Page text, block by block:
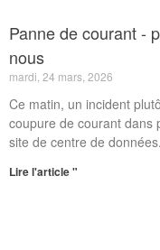
Panne de courant -
nous
mardi, 24 mars, 2026
Ce matin, un incident
coupure de courant dans
site de centre de
Lire l'article "